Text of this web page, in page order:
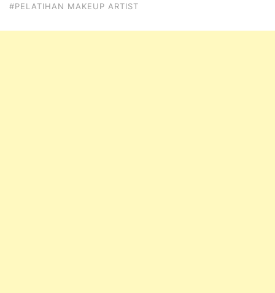
#PELATIHAN MAKEUP ARTIST